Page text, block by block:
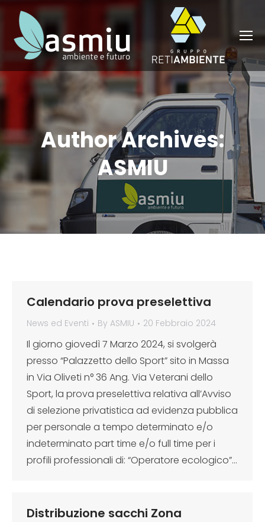
Author Archives:
ASMIU
You are here:
Calendario prova preselettiva
News ed Eventi By ASMIU 20 Febbraio 2024
Il giorno giovedì 7 Marzo 2024, si svolgerà
presso “Palazzetto dello Sport” sito in Massa
in Via Oliveti n° 36 Ang. Via Veterani dello
Sport, la prova preselettiva relativa all’Avviso
di selezione privatistica ad evidenza pubblica
per personale a tempo determinato e/o
indeterminato part time e/o full time per i
profili professionali di: “Operatore ecologico”…
Distribuzione sacchi Zona